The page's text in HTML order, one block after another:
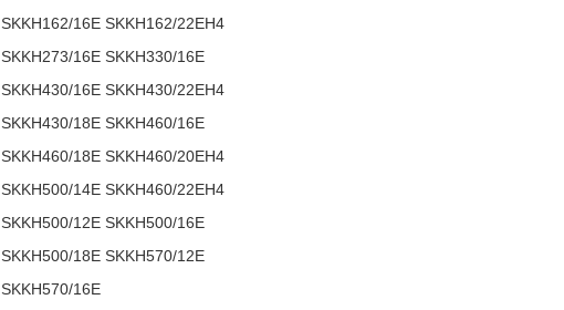
SKKH162/16E SKKH162/22EH4
SKKH273/16E SKKH330/16E
SKKH430/16E SKKH430/22EH4
SKKH430/18E SKKH460/16E
SKKH460/18E SKKH460/20EH4
SKKH500/14E SKKH460/22EH4
SKKH500/12E SKKH500/16E
SKKH500/18E SKKH570/12E
SKKH570/16E